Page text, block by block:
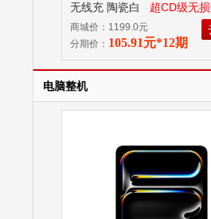
无线充 陶瓷白
超CD级无
麒麟芯片，静谧通话 2.0 已
商品不支持7无理由退换货！
商城价：1199.0元
分期价： 105.91元*12期
电脑整机